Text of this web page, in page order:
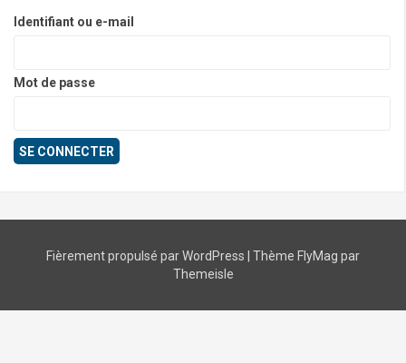
Identifiant ou e-mail
Mot de passe
Fièrement propulsé par WordPress Thème FlyMag par
Themeisle